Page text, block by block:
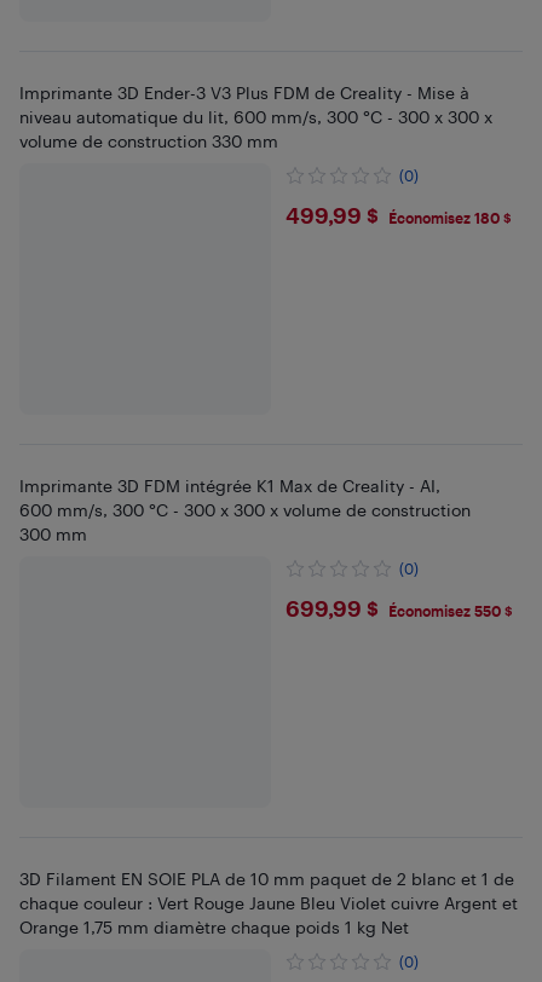
Imprimante 3D Ender-3 V3 Plus FDM de Creality - Mise à
niveau automatique du lit, 600 mm/s, 300 °C - 300 x 300 x
volume de construction 330 mm
(0)
$499.99
499,99 $ Économisez 180 $
Imprimante 3D FDM intégrée K1 Max de Creality - AI,
600 mm/s, 300 °C - 300 x 300 x volume de construction
300 mm
(0)
$699.99
699,99 $ Économisez 550 $
3D Filament EN SOIE PLA de 10 mm paquet de 2 blanc et 1 de
chaque couleur : Vert Rouge Jaune Bleu Violet cuivre Argent et
Orange 1,75 mm diamètre chaque poids 1 kg Net
(0)